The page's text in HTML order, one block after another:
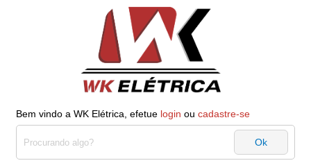
Bem vindo a WK Elétrica, efetue login ou cadastre-se